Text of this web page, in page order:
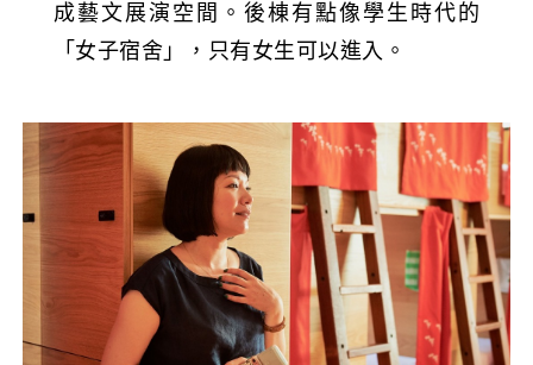
成藝文展演空間。後棟有點像學生時代的
「女子宿舍」，只有女生可以進入。